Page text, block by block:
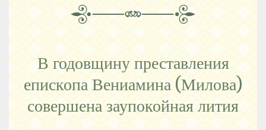
В годовщину преставления
епископа Вениамина (Милова)
совершена заупокойная лития